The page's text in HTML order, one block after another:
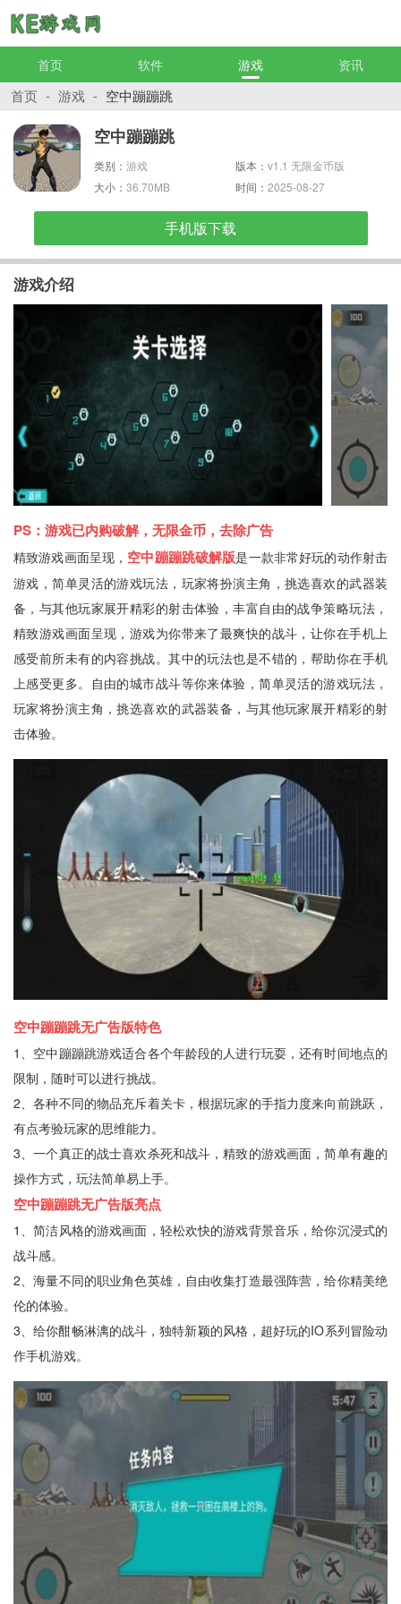
首页 软件 游戏 资讯
首页 - 游戏 - 空中蹦蹦跳
空中蹦蹦跳
类别： 游戏 版本：v1.1 无限金币版
大小： 36.70MB 时间：2025-08-27
手机版下载
游戏介绍
PS：游戏已内购破解，无限金币，去除广告
精致游戏画面呈现， 空中蹦蹦跳破解版是一款非常好玩的动作射击
游戏，简单灵活的游戏玩法，玩家将扮演主角，挑选喜欢的武器装
备，与其他玩家展开精彩的射击体验，丰富自由的战争策略玩法，
精致游戏画面呈现，游戏为你带来了最爽快的战斗，让你在手机上
感受前所未有的内容挑战。其中的玩法也是不错的，帮助你在手机
上感受更多。自由的城市战斗等你来体验，简单灵活的游戏玩法，
玩家将扮演主角，挑选喜欢的武器装备，与其他玩家展开精彩的射
击体验。
空中蹦蹦跳无广告版特色
1、空中蹦蹦跳游戏适合各个年龄段的人进行玩耍，还有时间地点的
限制，随时可以进行挑战。
2、各种不同的物品充斥着关卡，根据玩家的手指力度来向前跳跃，
有点考验玩家的思维能力。
3、一个真正的战士喜欢杀死和战斗，精致的游戏画面，简单有趣的
操作方式，玩法简单易上手。
空中蹦蹦跳无广告版亮点
1、简洁风格的游戏画面，轻松欢快的游戏背景音乐，给你沉浸式的
战斗感。
2、海量不同的职业角色英雄，自由收集打造最强阵营，给你精美绝
伦的体验。
3、给你酣畅淋漓的战斗，独特新颖的风格，超好玩的IO系列冒险动
作手机游戏。